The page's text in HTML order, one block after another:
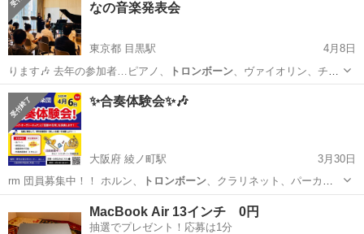
なの音楽発表会
東京都 目黒駅
4月8日
ります🎶 去年の参加者…ピアノ、
トロンボーン、ヴァイオリン、チュ
ーバ、ホルン、…
東京 目黒区 目黒駅 コンサート/ショー
✨合奏体験会✨🎶
大阪府 綾ノ町駅
3月30日
rm 団員募集中！！ ホルン、
トロンボーン、クラリネット、パーカッ
ション、チ…
キャンペーン 体験会
MacBook Air 13インチ 0円
抽選でプレゼント！応募は1分